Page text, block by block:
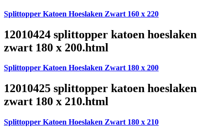
Splittopper Katoen Hoeslaken Zwart 160 x 220
12010424 splittopper katoen hoeslaken
zwart 180 x 200.html
Splittopper Katoen Hoeslaken Zwart 180 x 200
12010425 splittopper katoen hoeslaken
zwart 180 x 210.html
Splittopper Katoen Hoeslaken Zwart 180 x 210